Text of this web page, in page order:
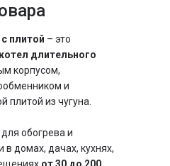
длительного горения,
утепленный,
энергонезависимый, с
боковой загрузкой
чугунные
плитой – это
длительного
корпусом,
и
плитой из чугуна.
обогрева и
домах, дачах, кухнях,